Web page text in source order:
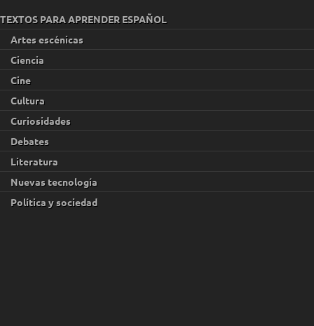
TEXTOS PARA APRENDER ESPAÑOL
Artes escénicas
Ciencia
Cine
Cultura
Curiosidades
Debates
Literatura
Nuevas tecnología
Política y sociedad